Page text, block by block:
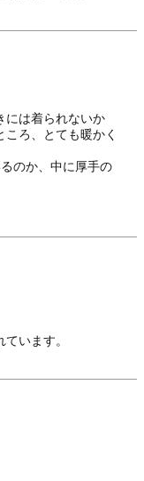
には着られないか
ろ、とても暖かく
のか、中に厚手の
います。